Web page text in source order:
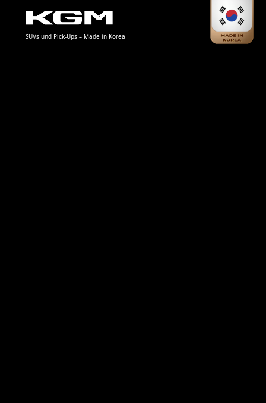
SUVs und Pick-Ups – Made in Korea